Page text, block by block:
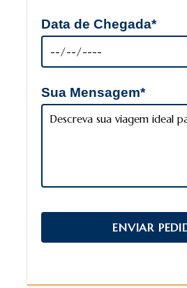
Data de Chegada*
Sua Mensagem*